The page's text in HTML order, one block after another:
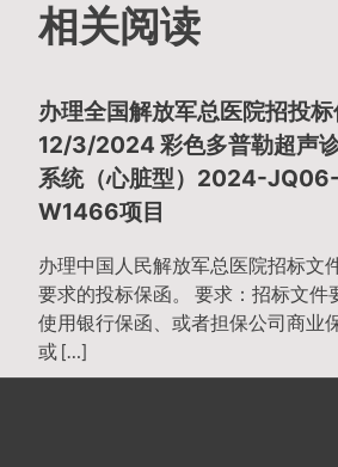
章
导
航
相关阅读
办理全国解放军总医院招投标
12/3/2024 彩色多普勒超声
系统（心脏型）2024-JQ06-
W1466项目
办理中国人民解放军总医院招标文
要求的投标保函。 要求：招标文件
使用银行保函、或者担保公司商业
或 […]